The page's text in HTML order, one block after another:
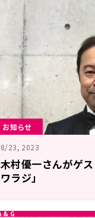
お知らせ
8/23, 2023
木村優一さんがゲ
ワラジ」